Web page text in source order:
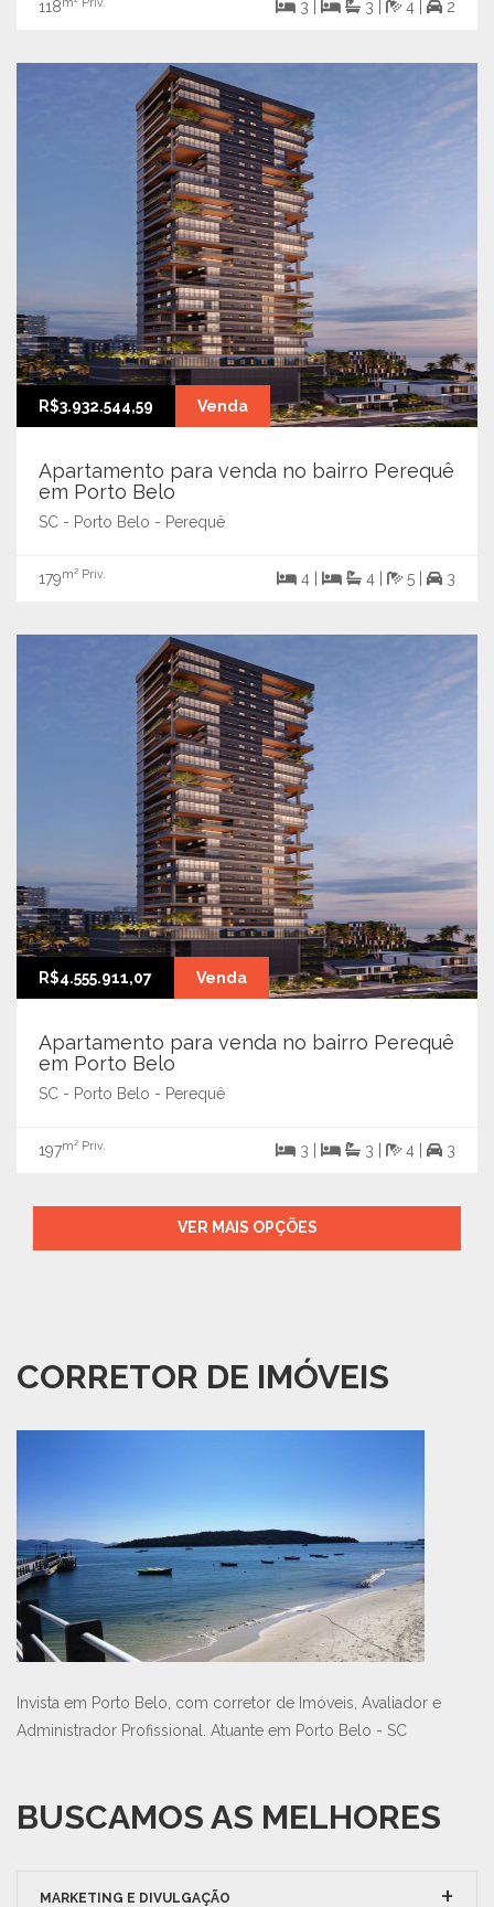
118 3 | 3 | 4 | 2
R$3.932.544,59 Venda
Apartamento para venda no bairro Perequê
em Porto Belo
SC - Porto Belo - Perequê
179m² Priv. 4 | 4 | 5 | 3
R$4.555.911,07 Venda
Apartamento para venda no bairro Perequê
em Porto Belo
SC - Porto Belo - Perequê
197m² Priv. 3 | 3 | 4 | 3
VER MAIS OPÇÕES
CORRETOR DE IMÓVEIS
Invista em Porto Belo, com corretor de Imóveis, Avaliador e
Administrador Profissional. Atuante em Porto Belo - SC
BUSCAMOS AS MELHORES
MARKETING E DIVULGAÇÃO